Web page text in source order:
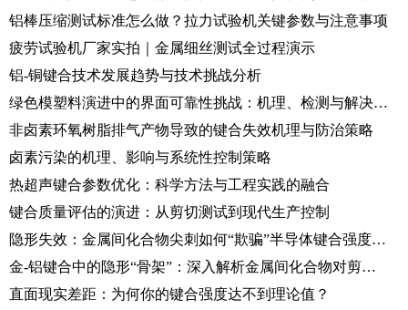
铝棒压缩测试标准怎么做？拉力试验机关键参数与注意事项
疲劳试验机厂家实拍｜金属细丝测试全过程演示
铝-铜键合技术发展趋势与技术挑战分析
绿色模塑料演进中的界面可靠性挑战：机理、检测与解决方案
非卤素环氧树脂排气产物导致的键合失效机理与防治策略
卤素污染的机理、影响与系统性控制策略
热超声键合参数优化：科学方法与工程实践的融合
键合质量评估的演进：从剪切测试到现代生产控制
隐形失效：金属间化合物尖刺如何“欺骗”半导体键合强度测试
金-铝键合中的隐形“骨架”：深入解析金属间化合物对剪切性能的影响
直面现实差距：为何你的键合强度达不到理论值？